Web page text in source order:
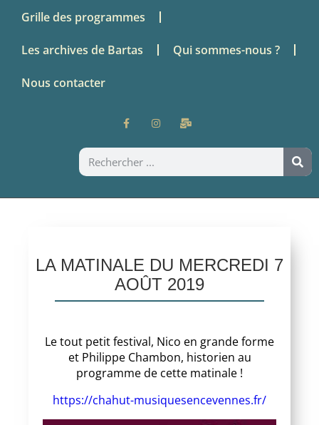
Grille des programmes
Les archives de Bartas Qui sommes-nous ?
Nous contacter
LA MATINALE DU MERCREDI 7
AOÛT 2019
Le tout petit festival, Nico en grande forme
et Philippe Chambon, historien au
programme de cette matinale !
https://chahut-musiquesencevennes.fr/